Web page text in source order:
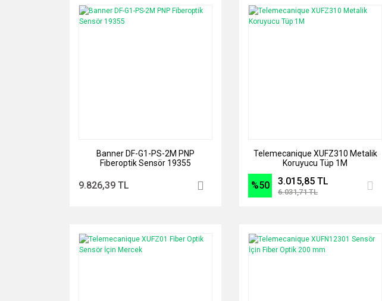
Banner DF-G1-PS-2M PNP
Fiberoptik Sensör 19355
9.826,39 TL
Telemecanique XUFZ310 Metalik
Koruyucu Tüp 1M
%50 3.015,85 TL
6.031,71 TL